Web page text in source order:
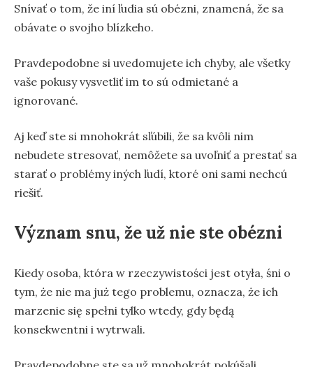
Snívať o tom, že iní ľudia sú obézni, znamená, že sa
obávate o svojho blízkeho.
Pravdepodobne si uvedomujete ich chyby, ale všetky
vaše pokusy vysvetliť im to sú odmietané a
ignorované.
Aj keď ste si mnohokrát sľúbili, že sa kvôli nim
nebudete stresovať, nemôžete sa uvoľniť a prestať sa
starať o problémy iných ľudí, ktoré oni sami nechcú
riešiť.
Význam snu, že už nie ste obézni
Kiedy osoba, która w rzeczywistości jest otyła, śni o
tym, że nie ma już tego problemu, oznacza, że ich
marzenie się spełni tylko wtedy, gdy będą
konsekwentni i wytrwali.